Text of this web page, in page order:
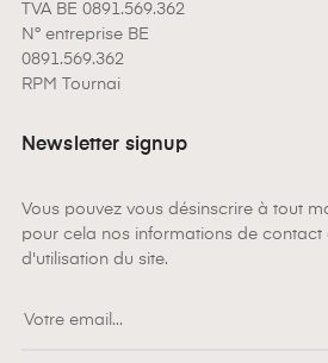
TVA BE 0891.569.362
N° entreprise BE
0891.569.362
RPM Tournai
Newsletter signup
Vous pouvez vous désinscrire à tout
pour cela nos informations de contact
d'utilisation du site.